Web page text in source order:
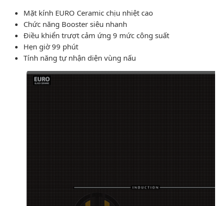
Mặt kính EURO Ceramic chịu nhiệt cao
Chức năng Booster siêu nhanh
Điều khiển trượt cảm ứng 9 mức công suất
Hẹn giờ 99 phút
Tính năng tự nhận diện vùng nấu